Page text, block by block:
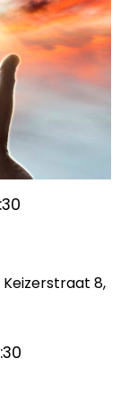
Keizerstraat 8,